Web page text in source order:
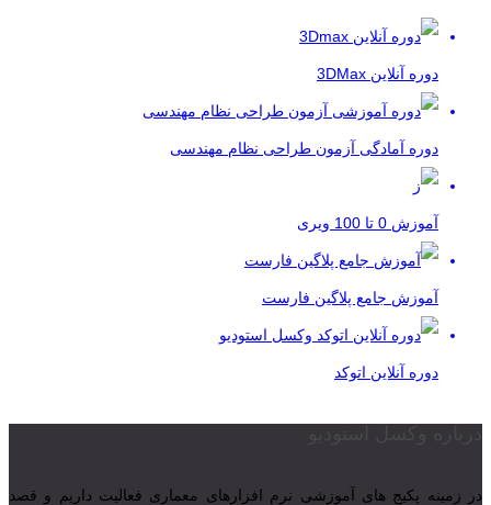
دوره آنلاین 3DMax
دوره آمادگی آزمون طراحی نظام مهندسی
آموزش 0 تا 100 ویری
آموزش جامع پلاگین فارست
دوره آنلاین اتوکد
در زمینه پکیج های آموزشی نرم افزارهای معماری فعالیت داریم و قصد